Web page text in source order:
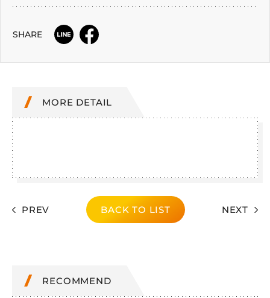
SHARE
MORE DETAIL
PREV BACK TO LIST NEXT
RECOMMEND